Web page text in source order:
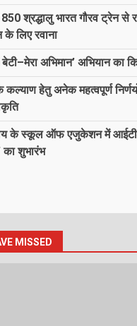
श्रद्धालु भारत गौरव ट्रेन से
के लिए रवाना
अभिमान’ अभियान का
कल्याण हेतु अनेक महत्वपूर्ण
के स्कूल ऑफ एजुकेशन में
का शुभारंभ
MISSED